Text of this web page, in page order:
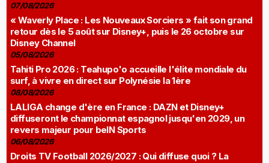
07/08/2026
« Waverly Place : Les Nouveaux Sorciers » fait son grand
retour dès le 5 août sur Disney+, puis le 26 octobre sur
Disney Channel
05/08/2026
Tahiti Pro 2026 : Teahupo'o accueille l'élite mondiale du
surf, à vivre en direct sur Polynésie la 1ère
08/08/2026
LALIGA change d'ère en France : DAZN et Disney+
diffuseront le championnat espagnol jusqu'en 2029, un
revers majeur pour beIN Sports
06/08/2026
Droits TV Football 2026/2027 : Qui diffuse quoi ? La